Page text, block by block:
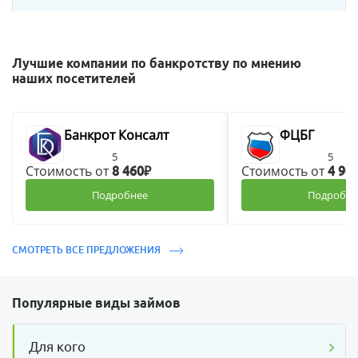
Лучшие компании по банкротству по мнению
наших посетителей
Банкрот Консалт
5
Стоимость от8 460₽
Подробнее
ФЦБГ
5
Стоимость от4
СМОТРЕТЬ ВСЕ ПРЕДЛОЖЕНИЯ
Популярные виды займов
Для кого